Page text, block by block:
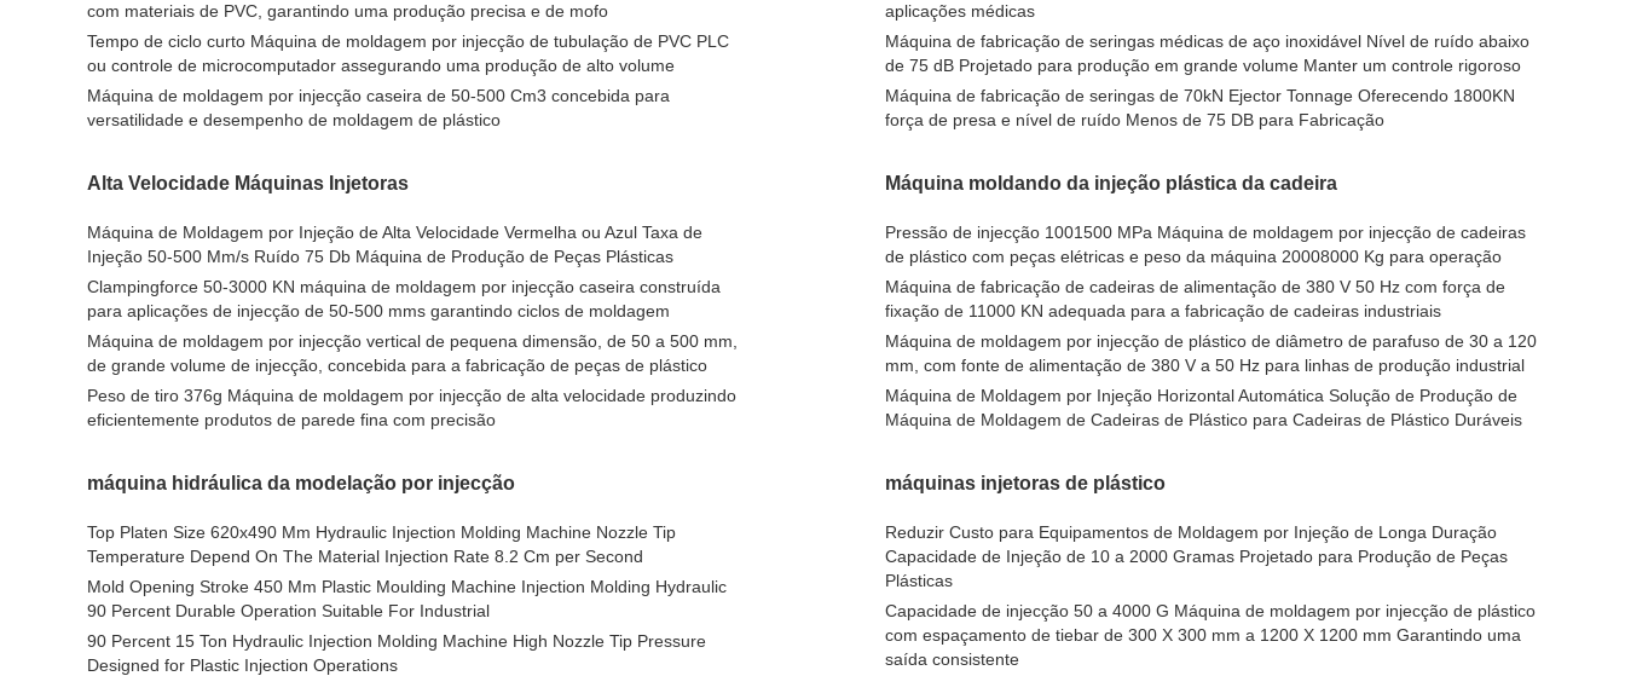
com materiais de PVC, garantindo uma produção precisa e de mofo
Tempo de ciclo curto Máquina de moldagem por injecção de tubulação de PVC PLC
ou controle de microcomputador assegurando uma produção de alto volume
Máquina de moldagem por injecção caseira de 50-500 Cm3 concebida para
versatilidade e desempenho de moldagem de plástico
aplicações médicas
Máquina de fabricação de seringas médicas de aço inoxidável Nível de ruído abaixo
de 75 dB Projetado para produção em grande volume Manter um controle rigoroso
Máquina de fabricação de seringas de 70kN Ejector Tonnage Oferecendo 1800KN
força de presa e nível de ruído Menos de 75 DB para Fabricação
Alta Velocidade Máquinas Injetoras
Máquina de Moldagem por Injeção de Alta Velocidade Vermelha ou Azul Taxa de
Injeção 50-500 Mm/s Ruído 75 Db Máquina de Produção de Peças Plásticas
Clampingforce 50-3000 KN máquina de moldagem por injecção caseira construída
para aplicações de injecção de 50-500 mms garantindo ciclos de moldagem
Máquina de moldagem por injecção vertical de pequena dimensão, de 50 a 500 mm,
de grande volume de injecção, concebida para a fabricação de peças de plástico
Peso de tiro 376g Máquina de moldagem por injecção de alta velocidade produzindo
eficientemente produtos de parede fina com precisão
Máquina moldando da injeção plástica da cadeira
Pressão de injecção 1001500 MPa Máquina de moldagem por injecção de cadeiras
de plástico com peças elétricas e peso da máquina 20008000 Kg para operação
Máquina de fabricação de cadeiras de alimentação de 380 V 50 Hz com força de
fixação de 11000 KN adequada para a fabricação de cadeiras industriais
Máquina de moldagem por injecção de plástico de diâmetro de parafuso de 30 a 120
mm, com fonte de alimentação de 380 V a 50 Hz para linhas de produção industrial
Máquina de Moldagem por Injeção Horizontal Automática Solução de Produção de
Máquina de Moldagem de Cadeiras de Plástico para Cadeiras de Plástico Duráveis
máquina hidráulica da modelação por injecção
Top Platen Size 620x490 Mm Hydraulic Injection Molding Machine Nozzle Tip
Temperature Depend On The Material Injection Rate 8.2 Cm per Second
Mold Opening Stroke 450 Mm Plastic Moulding Machine Injection Molding Hydraulic
90 Percent Durable Operation Suitable For Industrial
90 Percent 15 Ton Hydraulic Injection Molding Machine High Nozzle Tip Pressure
Designed for Plastic Injection Operations
máquinas injetoras de plástico
Reduzir Custo para Equipamentos de Moldagem por Injeção de Longa Duração
Capacidade de Injeção de 10 a 2000 Gramas Projetado para Produção de Peças
Plásticas
Capacidade de injecção 50 a 4000 G Máquina de moldagem por injecção de plástico
com espaçamento de tiebar de 300 X 300 mm a 1200 X 1200 mm Garantindo uma
saída consistente